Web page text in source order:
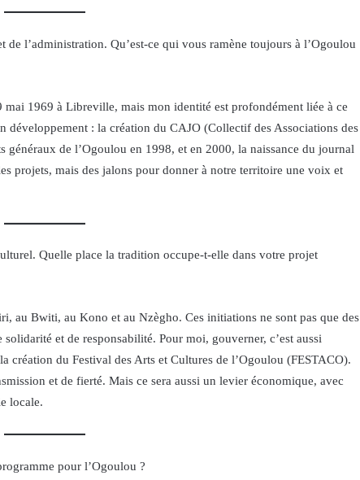
de l’administration. Qu’est-ce qui vous ramène toujours à l’Ogoulou
mai 1969 à Libreville, mais mon identité est profondément liée à ce
développement : la création du CAJO (Collectif des Associations des
généraux de l’Ogoulou en 1998, et en 2000, la naissance du journal
projets, mais des jalons pour donner à notre territoire une voix et
Quelle place la tradition occupe-t-elle dans votre projet
au Bwiti, au Kono et au Nzègho. Ces initiations ne sont pas que des
et de responsabilité. Pour moi, gouverner, c’est aussi
création du Festival des Arts et Cultures de l’Ogoulou (FESTACO).
et de fierté. Mais ce sera aussi un levier économique, avec
locale.
pour l’Ogoulou ?